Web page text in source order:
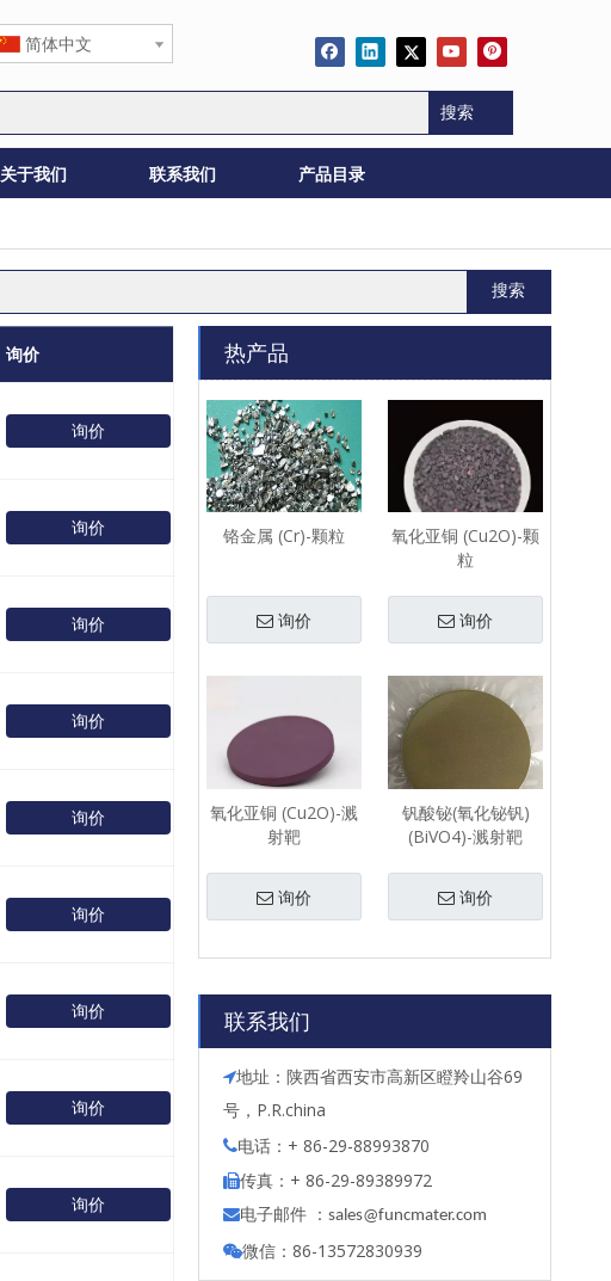
简体中文
搜索
关于我们 联系我们 产品目录
搜索
询价
询价
询价
询价
询价
询价
询价
询价
询价
询价
热产品
铬金属 (Cr)-颗粒
询价
氧化亚铜 (Cu2O)-颗
粒
询价
氧化亚铜 (Cu2O)-溅
射靶
询价
钒酸铋(氧化铋钒)
(BiVO4)-溅射靶
询价
联系我们
地址：陕西省西安市高新区瞪羚山谷69
号，P.R.china
电话：+ 86-29-88993870
传真：+ 86-29-89389972
电子邮件 ： sales@funcmater.com
微信：86-13572830939